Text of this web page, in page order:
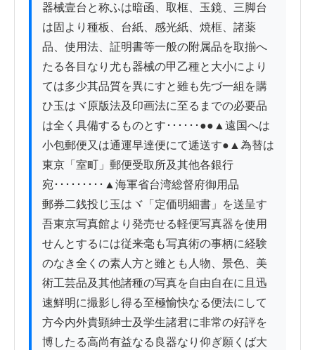
器械壹台と称ふは暗函、取框、玉鏡、三脚台
は固より種板、台紙、感光紙、焼框、諸薬
品、使用法、証明書等一般の附属品を取揃へ
たる各目なり尤も器械の甲乙種と大小により
ては多少其品質を異にすと雖も先づ一組を購
ひ玉はヾ原版法及印画法に至るまでの必要品
は全く具備するものとす･･････●●▲遠国へは
小包郵便又は通運早達便にて逓送す●▲為替は
東京「室町」郵便受取所及其他各銀行
宛･････････▲海軍省台湾総督府御用品
郵券二銭投じ玉はヾ「定価明細書」を送呈す
吾東京写真館より発売せる軽便写真器を使用
せんとするには従来毫も写真術の事柄に経験
のなき全くの素人方と雖とも人物、景色、美
術工芸品及其他諸種の写真を自由自在に且迅
速鮮明に撮影し得る至極愉快なる便法にして
方今内外貴顕紳士及学生諸君に非常の好評を
博したる高尚有益なる良器なり仰ぎ願くば大